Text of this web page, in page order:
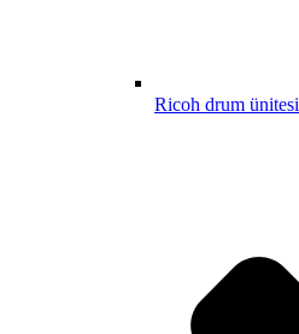
Ricoh drum ünitesi